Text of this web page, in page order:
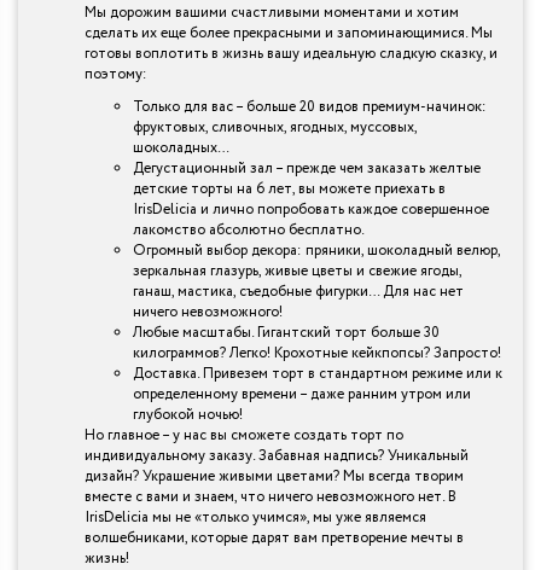
Мы дорожим вашими счастливыми моментами и хотим
сделать их еще более прекрасными и запоминающимися. Мы
готовы воплотить в жизнь вашу идеальную сладкую сказку, и
поэтому:
Только для вас – больше 20 видов премиум-начинок:
фруктовых, сливочных, ягодных, муссовых,
шоколадных…
Дегустационный зал – прежде чем заказать желтые
детские торты на 6 лет, вы можете приехать в
IrisDelicia и лично попробовать каждое совершенное
лакомство абсолютно бесплатно.
Огромный выбор декора: пряники, шоколадный велюр,
зеркальная глазурь, живые цветы и свежие ягоды,
ганаш, мастика, съедобные фигурки… Для нас нет
ничего невозможного!
Любые масштабы. Гигантский торт больше 30
килограммов? Легко! Крохотные кейкпопсы? Запросто!
Доставка. Привезем торт в стандартном режиме или к
определенному времени – даже ранним утром или
глубокой ночью!
Но главное – у нас вы сможете создать торт по
индивидуальному заказу. Забавная надпись? Уникальный
дизайн? Украшение живыми цветами? Мы всегда творим
вместе с вами и знаем, что ничего невозможного нет. В
IrisDelicia мы не «только учимся», мы уже являемся
волшебниками, которые дарят вам претворение мечты в
жизнь!